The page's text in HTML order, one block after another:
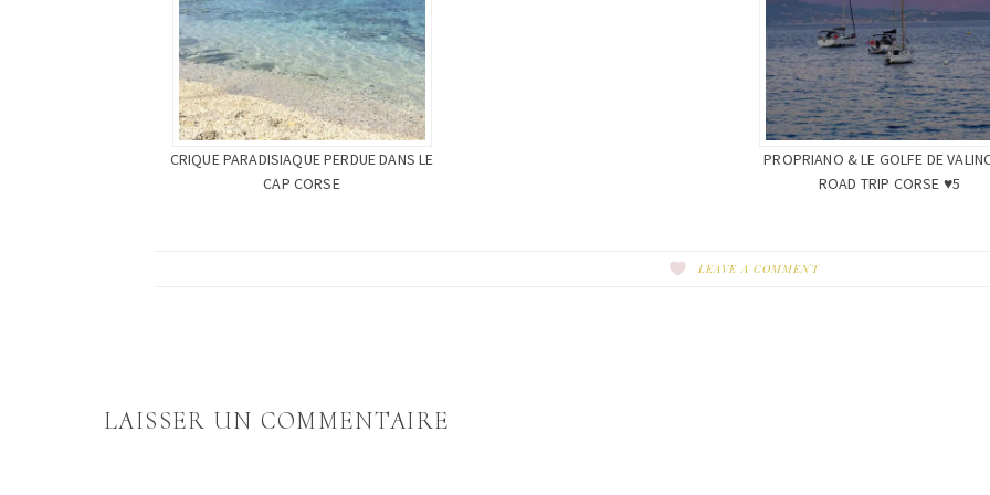
CRIQUE PARADISIAQUE PERDUE DANS LE
CAP CORSE
PROPRIANO & LE GOLFE DE
ROAD TRIP CORSE ♥5
LEAVE A COMMENT
LAISSER UN COMMENTAIRE